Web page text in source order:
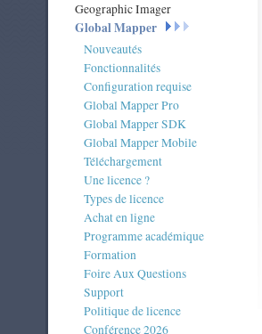
Geographic Imager
Global Mapper
Nouveautés
Fonctionnalités
Configuration requise
Global Mapper Pro
Global Mapper SDK
Global Mapper Mobile
Téléchargement
Une licence ?
Types de licence
Achat en ligne
Programme académique
Formation
Foire Aux Questions
Support
Politique de licence
Conférence 2026